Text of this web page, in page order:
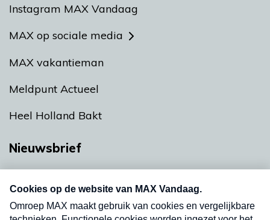
Instagram MAX Vandaag
MAX op sociale media
MAX vakantieman
Meldpunt Actueel
Heel Holland Bakt
Nieuwsbrief
nieuwsbrief. Elke vrijdag- en dinsdagochtend in
uw mailbox.